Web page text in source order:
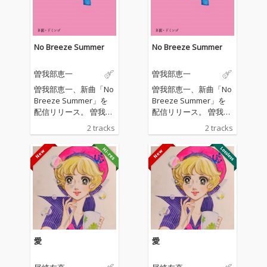
No Breeze Summer
曽我部恵一
曽我部恵一、新曲「No
Breeze Summer」を
配信リリース。 曽我部
が全曲の作詞を手がけ
た関美彦のアルバム
「WEEKEND」の収録
曲を曽我部自身が歌
い、演奏した作品。表
題曲「No Breeze Sum
mer」は、夏の気だる
い感情をアシッドフォ
ーキーなアコースティ
ックサウンドで表現し
た楽曲であり、カップ
リング曲「ドミンゴ」
2 tracks
No Breeze Summer
曽我部恵一
曽我部恵一、新曲「No
Breeze Summer」を
配信リリース。 曽我部
が全曲の作詞を手がけ
た関美彦のアルバム
「WEEKEND」の収録
曲を曽我部自身が歌
い、演奏した作品。表
題曲「No Breeze Sum
mer」は、夏の気だる
い感情をアシッドフォ
ーキーなアコースティ
ックサウンドで表現し
た楽曲であり、カップ
リング曲「ドミンゴ」
2 tracks
愛 愛